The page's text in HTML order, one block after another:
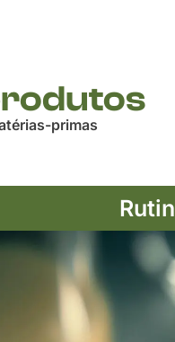
primas
Rutin
Ver mais